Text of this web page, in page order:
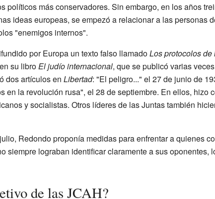
políticos más conservadores. Sin embargo, en los años
ideas europeas, se empezó a relacionar a las personas
"enemigos internos".
por Europa un texto falso llamadoLos protocolos
en su libroEl judío internacional, que se publicó varias
dos artículos en Libertad: "El peligro..." el 27 de junio de
en la revolución rusa", el 28 de septiembre. En ellos, hizo
y socialistas. Otros líderes de las Juntas también
Redondo proponía medidas para enfrentar a quienes
siempre lograban identificar claramente a sus oponentes,
de las JCAH?